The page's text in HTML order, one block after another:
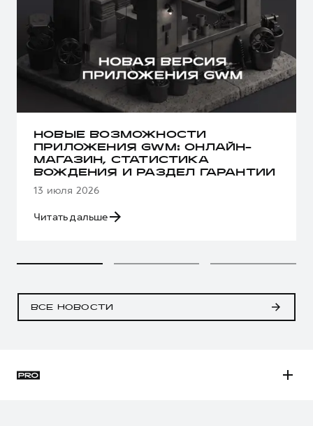
НОВЫЕ ВОЗМОЖНОСТИ
ПРИЛОЖЕНИЯ GWM: ОНЛАЙН-
МАГАЗИН, СТАТИСТИКА
ВОЖДЕНИЯ И РАЗДЕЛ ГАРАНТИИ
13 июля 2026
Читать дальше
ВСЕ НОВОСТИ